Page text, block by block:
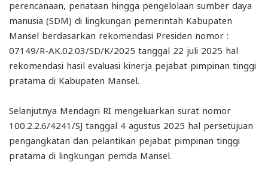
perencanaan, penataan hingga pengelolaan sumber daya
manusia (SDM) di lingkungan pemerintah Kabupaten
Mansel berdasarkan rekomendasi Presiden nomor :
07149/R-AK.02.03/SD/K/2025 tanggal 22 juli 2025 hal
rekomendasi hasil evaluasi kinerja pejabat pimpinan tinggi
pratama di Kabupaten Mansel.
Selanjutnya Mendagri RI mengeluarkan surat nomor
100.2.2.6/4241/SJ tanggal 4 agustus 2025 hal persetujuan
pengangkatan dan pelantikan pejabat pimpinan tinggi
pratama di lingkungan pemda Mansel.